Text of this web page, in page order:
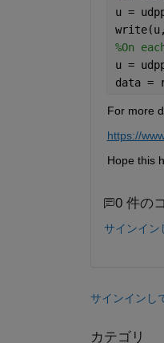
u =
%On
u =
data =
For more
https://
Hope this
0 件の
サインイン
サインインし
カテゴリ